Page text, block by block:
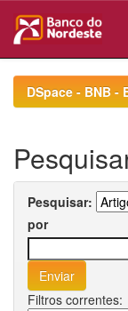
navigationDSpace - BNB -
Pesquisar:
por
Filtros correntes: